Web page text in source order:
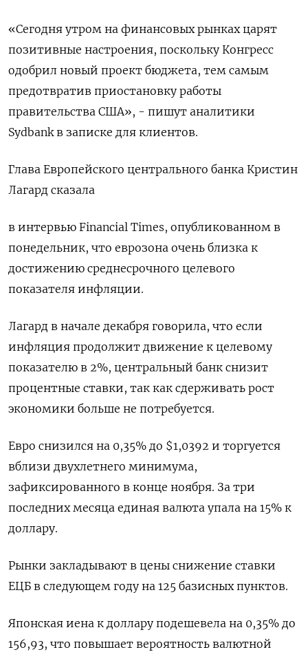
«Сегодня утром на финансовых рынках царят
позитивные настроения, поскольку Конгресс
одобрил новый проект бюджета, тем самым
предотвратив приостановку работы
правительства США», - пишут аналитики
Sydbank в записке для клиентов.
Глава Европейского центрального банка Кристин
Лагард сказала
в интервью Financial Times, опубликованном в
понедельник, что еврозона очень близка к
достижению среднесрочного целевого
показателя инфляции.
Лагард в начале декабря говорила, что если
инфляция продолжит движение к целевому
показателю в 2%, центральный банк снизит
процентные ставки, так как сдерживать рост
экономики больше не потребуется.
Евро снизился на 0,35% до $1,0392​ и торгуется
вблизи двухлетнего минимума,
зафиксированного в конце ноября. За три
последних месяца единая валюта упала на 15% к
доллару.
Рынки закладывают в цены снижение ставки
ЕЦБ в следующем году на 125 базисных пунктов.
Японская иена к доллару подешевела на 0,35%​ до
156,93, что повышает вероятность валютной